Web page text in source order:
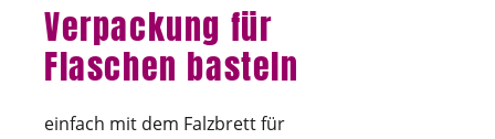
Verpackung für
Flaschen basteln
einfach mit dem Falzbrett für